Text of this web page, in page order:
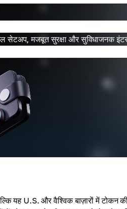
सेटअप, मजबूत सुरक्षा और सुविधाजनक
यह U.S. और वैश्विक बाज़ारों में टोकन